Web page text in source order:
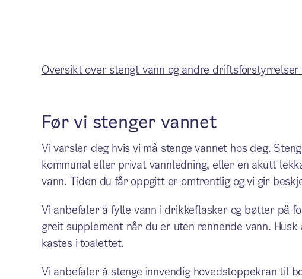
Oversikt over stengt vann og andre driftsforstyrrelser
Før vi stenger vannet
Vi varsler deg hvis vi må stenge vannet hos deg.
kommunal eller privat vannledning, eller en akutt
vann. Tiden du får oppgitt er omtrentlig og vi gir
Vi anbefaler å fylle vann i drikkeflasker og bøtter på
greit supplement når du er uten rennende vann.
kastes i toalettet.
Vi anbefaler å stenge innvendig hovedstoppekran til